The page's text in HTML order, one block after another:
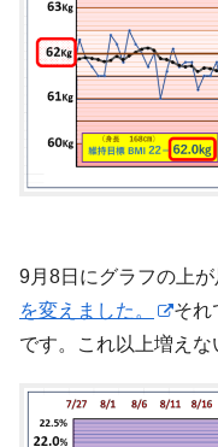
9月8日にグラフの上が
を変えました。
それ
です。これ以上増え